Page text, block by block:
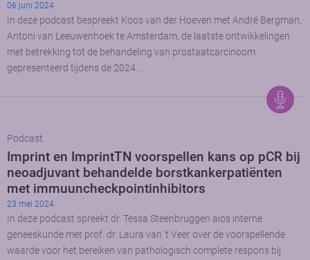
06 juni 2024
In deze podcast bespreekt Koos van der Hoeven met André Bergman,
Antoni van Leeuwenhoek te Amsterdam, de laatste ontwikkelingen
met betrekking tot de behandeling van prostaatcarcinoom
gepresenteerd tijdens de 2024 …
Podcast
Imprint en ImprintTN voorspellen kans op pCR bij
neoadjuvant behandelde borstkankerpatiënten
met immuuncheckpointinhibitors
23 mei 2024
In deze podcast spreekt dr. Tessa Steenbruggen aios interne
geneeskunde met prof. dr. Laura van ‘t Veer over de voorspellende
waarde voor het bereiken van pathologisch complete respons bij